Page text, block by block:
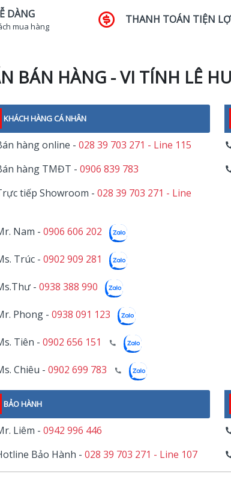
DÀNG
mua hàng
THANH TOÁN TIỆN
BÁN HÀNG - VI TÍNH LÊ
KHÁCH HÀNG CÁ NHÂN
hàng online -028 39 703 271 - Line 115
hàng TMĐT -0906 839 783
tiếp Showroom -028 39 703 271 - Line
Nam -0906 606 202
Trúc -0902 909 281
-0938 388 990
Phong -0938 091 123
Tiên -0902 656 151
Chiêu -0902 699 783
BẢO HÀNH
Liêm -0942 996 446
Bảo Hành -028 39 703 271 - Line 107